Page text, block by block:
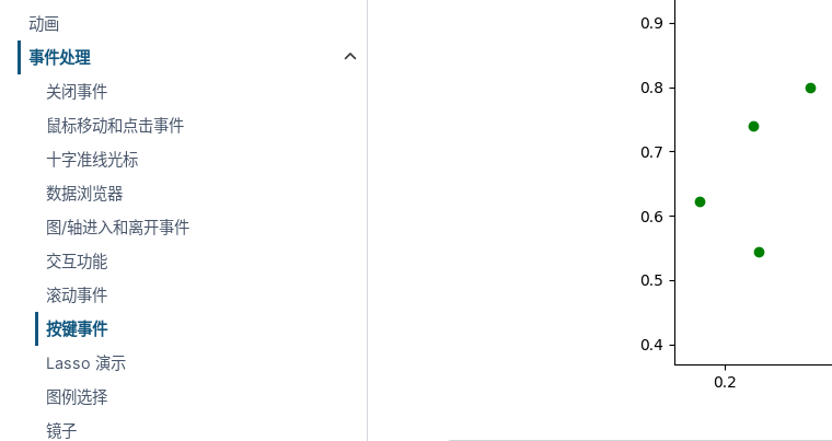
动画
事件处理
关闭事件
鼠标移动和点击事件
十字准线光标
数据浏览器
图/轴进入和离开事件
交互功能
滚动事件
按键事件
Lasso 演示
图例选择
镜子